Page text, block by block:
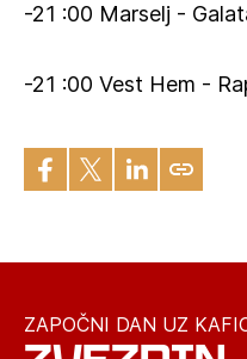
-21 :00 Marselj -
-21 :00 Vest Hem -
ZAPOČNI DAN UZ